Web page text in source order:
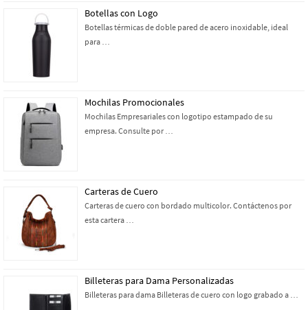
Botellas con Logo
Botellas térmicas de doble pared de acero inoxidable, ideal
para …
Mochilas Promocionales
Mochilas Empresariales con logotipo estampado de su
empresa. Consulte por …
Carteras de Cuero
Carteras de cuero con bordado multicolor. Contáctenos por
esta cartera …
Billeteras para Dama Personalizadas
Billeteras para dama Billeteras de cuero con logo grabado a …